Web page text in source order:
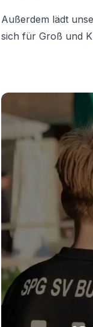
Außerdem lädt
sich für Groß und